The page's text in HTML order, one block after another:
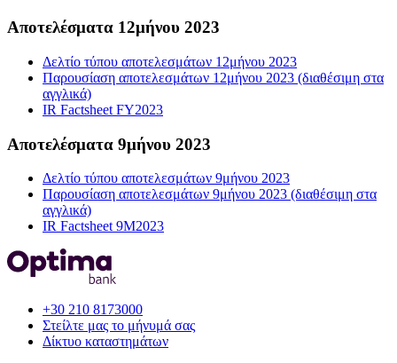
Αποτελέσματα 12μήνου 2023
Δελτίο τύπου αποτελεσμάτων 12μήνου 2023
Παρουσίαση αποτελεσμάτων 12μήνου 2023 (διαθέσιμη στα
αγγλικά)
IR Factsheet FY2023
Αποτελέσματα 9μήνου 2023
Δελτίο τύπου αποτελεσμάτων 9μήνου 2023
Παρουσίαση αποτελεσμάτων 9μήνου 2023 (διαθέσιμη στα
αγγλικά)
IR Factsheet 9M2023
+30 210 8173000
Στείλτε μας το μήνυμά σας
Δίκτυο καταστημάτων